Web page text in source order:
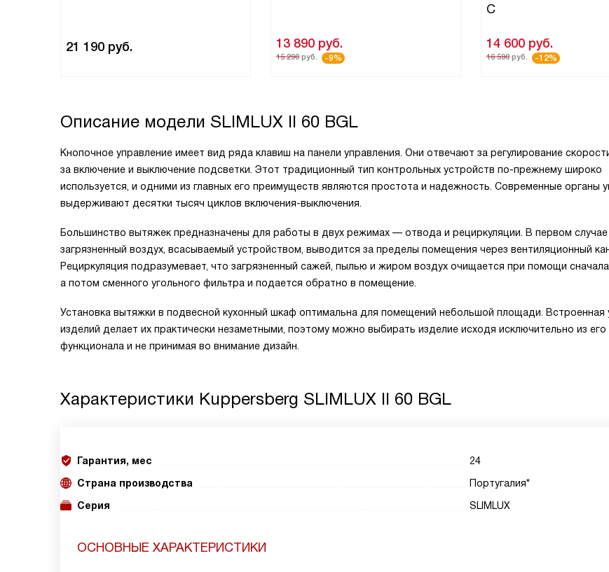
21 190 руб. 13 890 руб.
15 290 руб. -9%
C
14 600 руб.
16 590 руб. -12%
Описание модели SLIMLUX II 60 BGL
Кнопочное управление имеет вид ряда клавиш на панели управления. Они отвечают за регулирование
за включение и выключение подсветки. Этот традиционный тип контрольных устройств по-прежнему широко
используется, и одними из главных его преимуществ являются простота и надежность. Современные органы
выдерживают десятки тысяч циклов включения-выключения.
Большинство вытяжек предназначены для работы в двух режимах — отвода и рециркуляции. В первом случае
загрязненный воздух, всасываемый устройством, выводится за пределы помещения через вентиляционный
Рециркуляция подразумевает, что загрязненный сажей, пылью и жиром воздух очищается при помощи
а потом сменного угольного фильтра и подается обратно в помещение.
Установка вытяжки в подвесной кухонный шкаф оптимальна для помещений небольшой площади. Встроенная
изделий делает их практически незаметными, поэтому можно выбирать изделие исходя исключительно из его
функционала и не принимая во внимание дизайн.
Характеристики Kuppersberg SLIMLUX II 60 BGL
Гарантия, мес
24
Страна производства
Португалия*
Серия
SLIMLUX
ОСНОВНЫЕ ХАРАКТЕРИСТИКИ